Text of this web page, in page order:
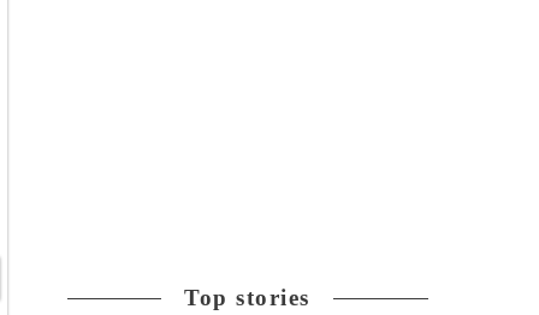
Top stories